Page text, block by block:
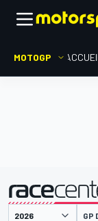
MOTOGP ACCUEIL
présenté par GP